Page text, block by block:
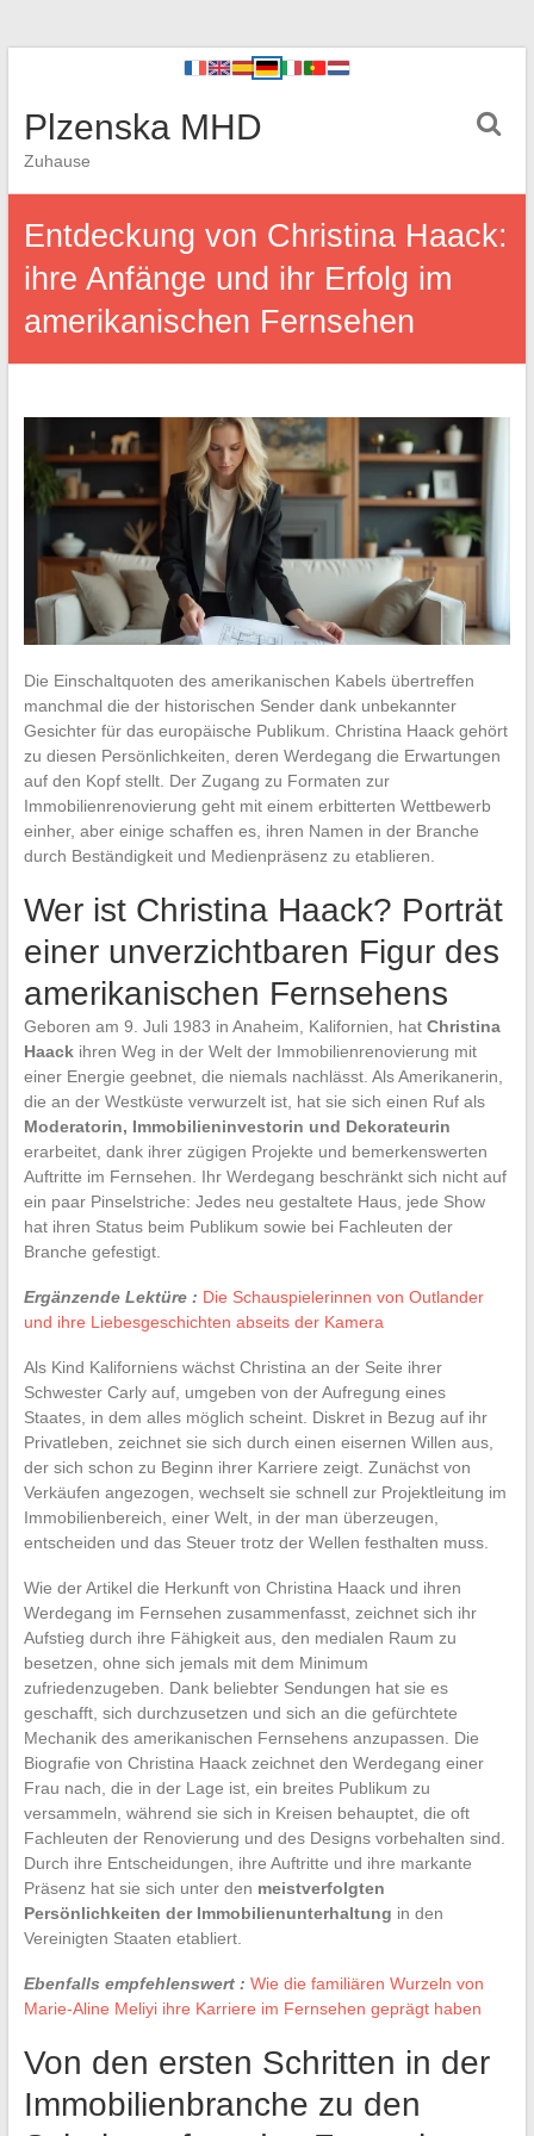
Plzenska MHD
Zuhause
Entdeckung von Christina Haack:
ihre Anfänge und ihr Erfolg im
amerikanischen Fernsehen
Die Einschaltquoten des amerikanischen Kabels übertreffen
manchmal die der historischen Sender dank unbekannter
Gesichter für das europäische Publikum. Christina Haack gehört
zu diesen Persönlichkeiten, deren Werdegang die Erwartungen
auf den Kopf stellt. Der Zugang zu Formaten zur
Immobilienrenovierung geht mit einem erbitterten Wettbewerb
einher, aber einige schaffen es, ihren Namen in der Branche
durch Beständigkeit und Medienpräsenz zu etablieren.
Wer ist Christina Haack? Porträt
einer unverzichtbaren Figur des
amerikanischen Fernsehens
Geboren am 9. Juli 1983 in Anaheim, Kalifornien, hat Christina
Haackihren Weg in der Welt der Immobilienrenovierung mit
einer Energie geebnet, die niemals nachlässt. Als Amerikanerin,
die an der Westküste verwurzelt ist, hat sie sich einen Ruf als
Moderatorin, Immobilieninvestorin und Dekorateurin
erarbeitet, dank ihrer zügigen Projekte und bemerkenswerten
Auftritte im Fernsehen. Ihr Werdegang beschränkt sich nicht auf
ein paar Pinselstriche: Jedes neu gestaltete Haus, jede Show
hat ihren Status beim Publikum sowie bei Fachleuten der
Branche gefestigt.
Ergänzende Lektüre : Die Schauspielerinnen von Outlander
und ihre Liebesgeschichten abseits der Kamera
Als Kind Kaliforniens wächst Christina an der Seite ihrer
Schwester Carly auf, umgeben von der Aufregung eines
Staates, in dem alles möglich scheint. Diskret in Bezug auf ihr
Privatleben, zeichnet sie sich durch einen eisernen Willen aus,
der sich schon zu Beginn ihrer Karriere zeigt. Zunächst von
Verkäufen angezogen, wechselt sie schnell zur Projektleitung im
Immobilienbereich, einer Welt, in der man überzeugen,
entscheiden und das Steuer trotz der Wellen festhalten muss.
Wie der Artikel die Herkunft von Christina Haack und ihren
Werdegang im Fernsehen zusammenfasst, zeichnet sich ihr
Aufstieg durch ihre Fähigkeit aus, den medialen Raum zu
besetzen, ohne sich jemals mit dem Minimum
zufriedenzugeben. Dank beliebter Sendungen hat sie es
geschafft, sich durchzusetzen und sich an die gefürchtete
Mechanik des amerikanischen Fernsehens anzupassen. Die
Biografie von Christina Haack zeichnet den Werdegang einer
Frau nach, die in der Lage ist, ein breites Publikum zu
versammeln, während sie sich in Kreisen behauptet, die oft
Fachleuten der Renovierung und des Designs vorbehalten sind.
Durch ihre Entscheidungen, ihre Auftritte und ihre markante
Präsenz hat sie sich unter den meistverfolgten
Persönlichkeiten der Immobilienunterhaltung in den
Vereinigten Staaten etabliert.
Ebenfalls empfehlenswert : Wie die familiären Wurzeln von
Marie-Aline Meliyi ihre Karriere im Fernsehen geprägt haben
Von den ersten Schritten in der
Immobilienbranche zu den